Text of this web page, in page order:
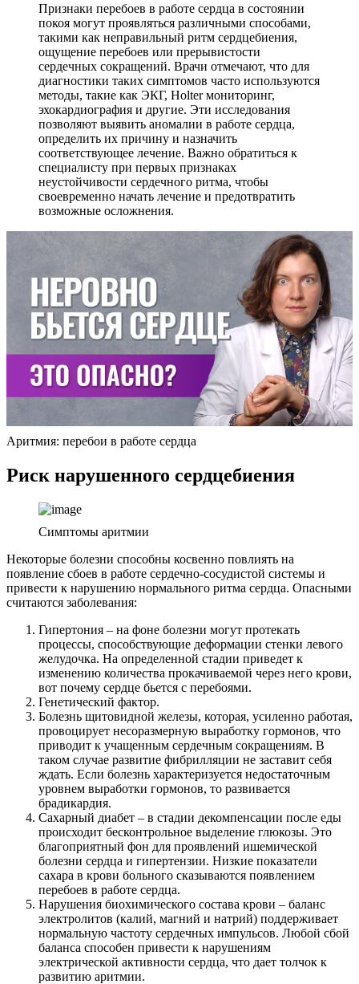
Признаки перебоев в работе сердца в состоянии
покоя могут проявляться различными способами,
такими как неправильный ритм сердцебиения,
ощущение перебоев или прерывистости
сердечных сокращений. Врачи отмечают, что для
диагностики таких симптомов часто используются
методы, такие как ЭКГ, Holter мониторинг,
эхокардиография и другие. Эти исследования
позволяют выявить аномалии в работе сердца,
определить их причину и назначить
соответствующее лечение. Важно обратиться к
специалисту при первых признаках
неустойчивости сердечного ритма, чтобы
своевременно начать лечение и предотвратить
возможные осложнения.
Аритмия: перебои в работе сердца
Риск нарушенного сердцебиения
Симптомы аритмии
Некоторые болезни способны косвенно повлиять на
появление сбоев в работе сердечно-сосудистой системы и
привести к нарушению нормального ритма сердца. Опасными
считаются заболевания:
Гипертония – на фоне болезни могут протекать
процессы, способствующие деформации стенки левого
желудочка. На определенной стадии приведет к
изменению количества прокачиваемой через него крови,
вот почему сердце бьется с перебоями.
Генетический фактор.
Болезнь щитовидной железы, которая, усиленно работая,
провоцирует несоразмерную выработку гормонов, что
приводит к учащенным сердечным сокращениям. В
таком случае развитие фибрилляции не заставит себя
ждать. Если болезнь характеризуется недостаточным
уровнем выработки гормонов, то развивается
брадикардия.
Сахарный диабет – в стадии декомпенсации после еды
происходит бесконтрольное выделение глюкозы. Это
благоприятный фон для проявлений ишемической
болезни сердца и гипертензии. Низкие показатели
сахара в крови больного сказываются появлением
перебоев в работе сердца.
Нарушения биохимического состава крови – баланс
электролитов (калий, магний и натрий) поддерживает
нормальную частоту сердечных импульсов. Любой сбой
баланса способен привести к нарушениям
электрической активности сердца, что дает толчок к
развитию аритмии.